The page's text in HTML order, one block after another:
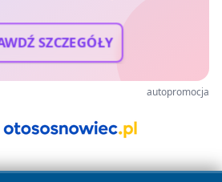
SZCZEGÓŁY
autopromocja